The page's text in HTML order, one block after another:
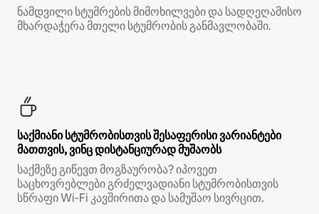
ნამდვილი სტუმრების მიმოხილვები და სადღეღამისო
მხარდაჭერა მთელი სტუმრობის განმავლობაში.
საქმიანი სტუმრობისთვის შესაფერისი ვარიანტები
მათთვის, ვინც დისტანციურად მუშაობს
საქმეზე გიწევთ მოგზაურობა? იპოვეთ
საცხოვრებლები გრძელვადიანი სტუმრობისთვის
სწრაფი Wi‑Fi კავშირითა და სამუშაო სივრცით.